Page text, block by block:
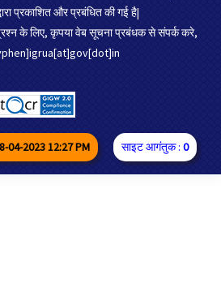
प्रकाशित और प्रबंधित की गई है|
के लिए, कृपया वेब सूचना प्रबंधक से संपर्क करे,
04-2023 12:27 PM साइट आगंतुक : 0